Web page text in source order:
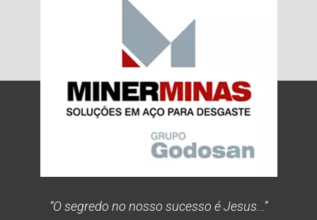
“O segredo no nosso sucesso é Jesus...”